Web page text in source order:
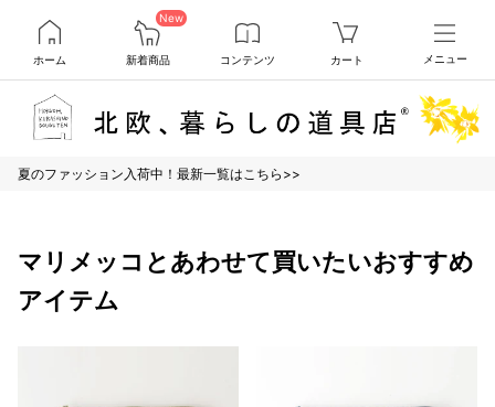
ホーム
New
新着商品 コンテンツ カート メニュー
夏のファッション入荷中！最新一覧はこちら>>
マリメッコとあわせて買いたいおすすめ
アイテム